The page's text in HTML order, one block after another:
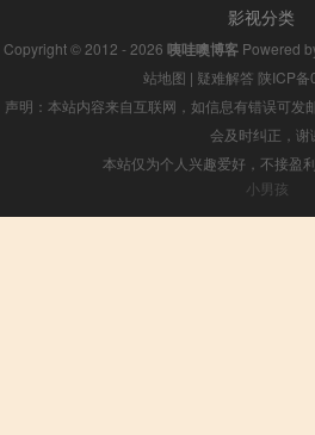
影视分类
Copyright © 2012 - 2026 咦哇噢博客 Powered
站地图 | 疑难解答 陕ICP
声明：本站内容来自互联网，如信息有错误可发
会及时纠正，谢
本站仅为个人兴趣爱好，不接盈
小男孩